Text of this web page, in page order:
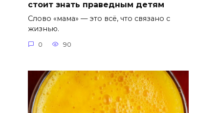
стоит знать праведным детям
Слово «мама» — это всё, что связано с
жизнью.
0 90